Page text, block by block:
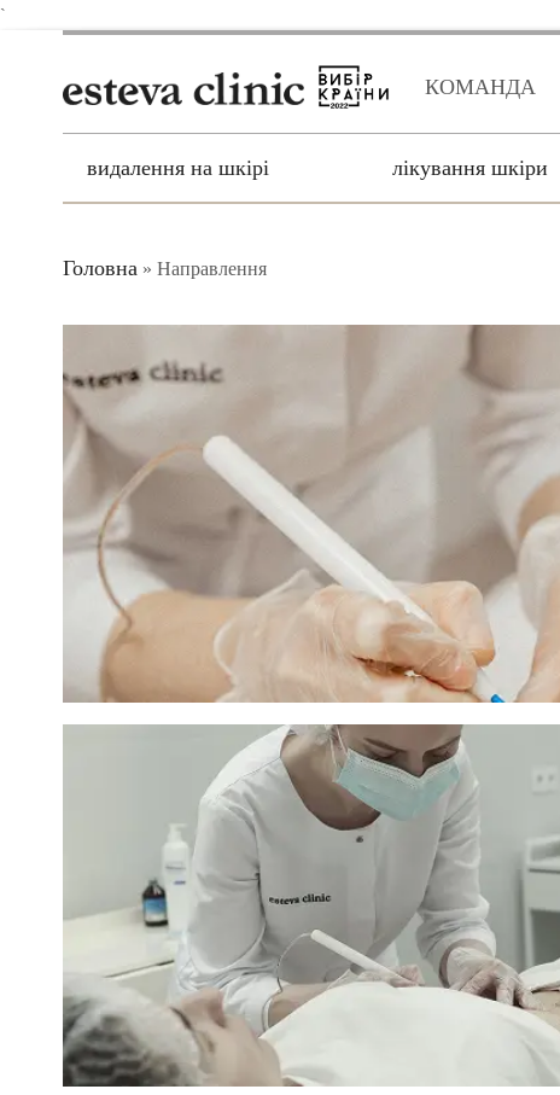
`
КОМАНДА
видалення на шкірі лікування шкіри
Головна » Направлення